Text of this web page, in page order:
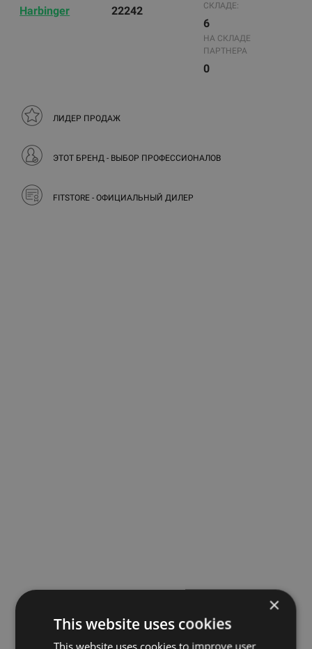
Harbinger 22242
СКЛАДЕ:
6
НА СКЛАДЕ
ПАРТНЕРА
0
ЛИДЕР ПРОДАЖ
ЭТОТ БРЕНД - ВЫБОР ПРОФЕССИОНАЛОВ
FITSTORE - ОФИЦИАЛЬНЫЙ ДИЛЕР
×
This website uses cookies
This website uses cookies to improve user